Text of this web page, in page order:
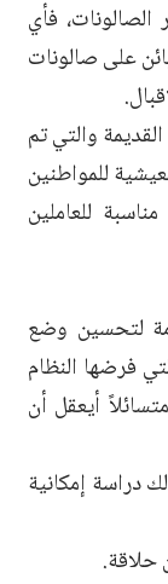
فأي
على صالونات
والتي تم
للمواطنين
للعاملين
لتحسين وضع
فرضها النظام
سنوية تصل الى ١٦٠ مليون ليرة، متسائلاً أيعقل أن
دراسة إمكانية